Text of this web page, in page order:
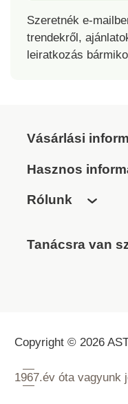
Szeretnék e-
trendekről,
leiratkozás
Vásárlási
Hasznos
Rólunk
Tanácsra van
Copyright © 2026
1967.év óta vagyunk